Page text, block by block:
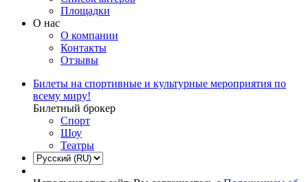
Площадки
О нас
О компании
Контакты
Отзывы
Билеты на спортивные и культурные мероприятия по
всему миру!
Билетный брокер
Спорт
Шоу
Театры